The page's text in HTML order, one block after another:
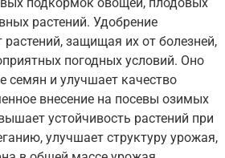
растений. Удобрение
защищая их от болезней,
погодных условий. Оно
семян и улучшает качество
внесение на посевы озимых
устойчивость растений при
улучшает структуру урожая,